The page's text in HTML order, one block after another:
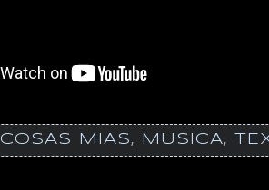
COSAS MIAS, MUSICA,